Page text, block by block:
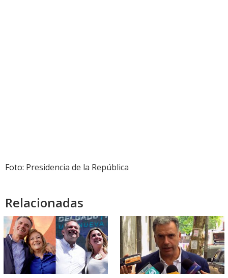
Foto: Presidencia de la República
Relacionadas